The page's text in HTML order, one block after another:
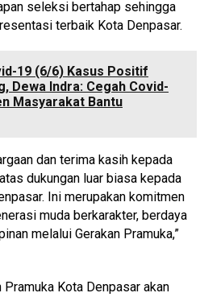
seleksi bertahap sehingga
terbaik Kota Denpasar.
19 (6/6) Kasus Positif
Dewa Indra: Cegah Covid-
Masyarakat Bantu
dan terima kasih kepada
dukungan luar biasa kepada
Ini merupakan komitmen
muda berkarakter, berdaya
melalui Gerakan Pramuka,”
Pramuka Kota Denpasar akan